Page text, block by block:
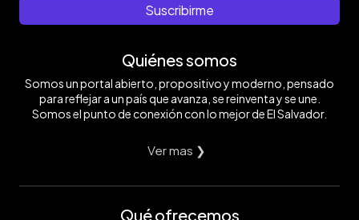
Suscribirme
Quiénes somos
Somos un portal abierto, propositivo y moderno, pensado
para reflejar a un país que avanza, se reinventa y se une.
Somos el punto de conexión con lo mejor de El Salvador.
Ver mas ❯
Qué ofrecemos